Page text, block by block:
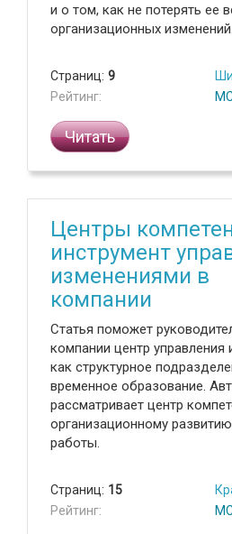
и о том, как не потерять ее
организационных изменений.
Страниц: 9
Рейтинг:
Читать
Центры
инструмент
изменениями в
компании
Статья поможет
компании центр управления
как структурное
временное образование.
рассматривает центр
организационному
работы.
Страниц: 15
Рейтинг: